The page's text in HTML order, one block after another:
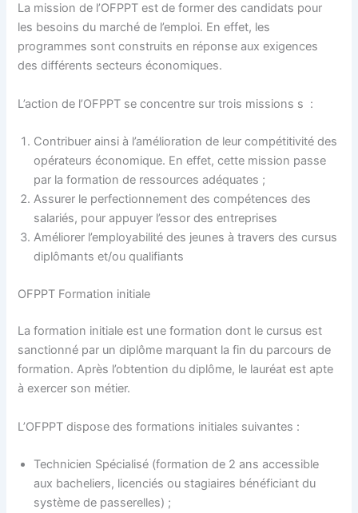
La mission de l’OFPPT est de former des candidats pour
les besoins du marché de l’emploi. En effet, les
programmes sont construits en réponse aux exigences
des différents secteurs économiques.
L’action de l’OFPPT se concentre sur trois missions s :
Contribuer ainsi à l’amélioration de leur compétitivité des
opérateurs économique. En effet, cette mission passe
par la formation de ressources adéquates ;
Assurer le perfectionnement des compétences des
salariés, pour appuyer l’essor des entreprises
Améliorer l’employabilité des jeunes à travers des cursus
diplômants et/ou qualifiants
OFPPT Formation initiale
La formation initiale est une formation dont le cursus est
sanctionné par un diplôme marquant la fin du parcours de
formation. Après l’obtention du diplôme, le lauréat est apte
à exercer son métier.
L’OFPPT dispose des formations initiales suivantes :
Technicien Spécialisé (formation de 2 ans accessible
aux bacheliers, licenciés ou stagiaires bénéficiant du
système de passerelles) ;